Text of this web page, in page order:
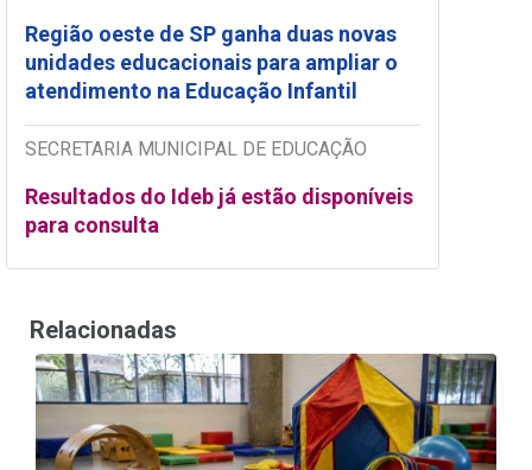
Região oeste de SP ganha duas novas
unidades educacionais para ampliar o
atendimento na Educação Infantil
SECRETARIA MUNICIPAL DE EDUCAÇÃO
Resultados do Ideb já estão disponíveis
para consulta
Relacionadas